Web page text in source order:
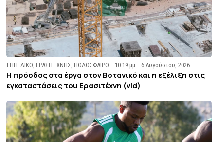
ΓΗΠΕΔΙΚΟ,ΕΡΑΣΙΤΕΧΝΗΣ,ΠΟΔΟΣΦΑΙΡΟ 10:19 μμ 6 Αυγούστου, 2026
Η πρόοδος στα έργα στον Βοτανικό και η εξέλιξη στις
εγκαταστάσεις του Ερασιτέχνη (vid)